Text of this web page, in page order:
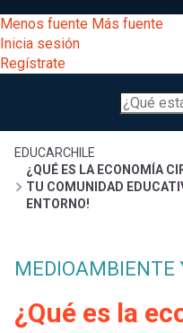
al
contenido
principal
Menú
entrar
a
Menos fuente Más fuente
Inicia sesión
Regístrate
Buscar
Menú
principal
Desarrollo
Expand
Gestión
curricular
Expand
Expand
Expand
enlaces
de
EDUCARCHILE
¿QUÉ ES LA ECONOMÍA
TU COMUNIDAD
ENTORNO!
MEDIOAMBIENTE
¿Qué es la